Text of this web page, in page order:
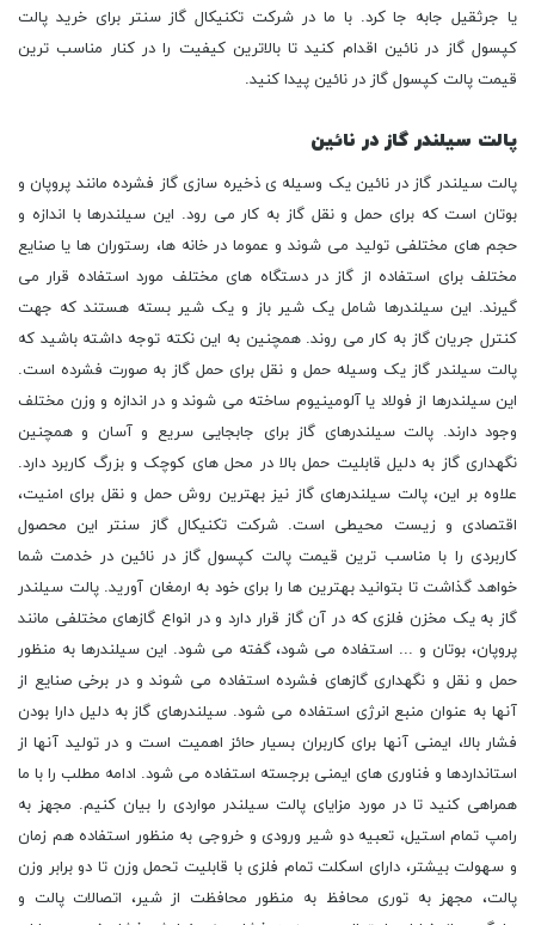
یا جرثقیل جابه جا کرد. با ما در شرکت تکنیکال گاز سنتر برای خرید پالت
کپسول گاز در نائین اقدام کنید تا بالاترین کیفیت را در کنار مناسب ترین
قیمت پالت کپسول گاز در نائین پیدا کنید.
پالت سیلندر گاز در نائین
پالت سیلندر گاز در نائین یک وسیله ی ذخیره سازی گاز فشرده مانند پروپان و
بوتان است که برای حمل و نقل گاز به کار می رود. این سیلندرها با اندازه و
حجم های مختلفی تولید می شوند و عموما در خانه ها، رستوران ها یا صنایع
مختلف برای استفاده از گاز در دستگاه های مختلف مورد استفاده قرار می
گیرند. این سیلندرها شامل یک شیر باز و یک شیر بسته هستند که جهت
کنترل جریان گاز به کار می روند. همچنین به این نکته توجه داشته باشید که
پالت سیلندر گاز یک وسیله حمل و نقل برای حمل گاز به صورت فشرده است.
این سیلندرها از فولاد یا آلومینیوم ساخته می شوند و در اندازه و وزن مختلف
وجود دارند. پالت سیلندرهای گاز برای جابجایی سریع و آسان و همچنین
نگهداری گاز به دلیل قابلیت حمل بالا در محل های کوچک و بزرگ کاربرد دارد.
علاوه بر این، پالت سیلندرهای گاز نیز بهترین روش حمل و نقل برای امنیت،
اقتصادی و زیست محیطی است. شرکت تکنیکال گاز سنتر این محصول
کاربردی را با مناسب ترین قیمت پالت کپسول گاز در نائین در خدمت شما
خواهد گذاشت تا بتوانید بهترین ها را برای خود به ارمغان آورید. پالت سیلندر
گاز به یک مخزن فلزی که در آن گاز قرار دارد و در انواع گازهای مختلفی مانند
پروپان، بوتان و ... استفاده می شود، گفته می شود. این سیلندرها به منظور
حمل و نقل و نگهداری گازهای فشرده استفاده می شوند و در برخی صنایع از
آنها به عنوان منبع انرژی استفاده می شود. سیلندرهای گاز به دلیل دارا بودن
فشار بالا، ایمنی آنها برای کاربران بسیار حائز اهمیت است و در تولید آنها از
استانداردها و فناوری های ایمنی برجسته استفاده می شود. ادامه مطلب را با ما
همراهی کنید تا در مورد مزایای پالت سیلندر مواردی را بیان کنیم. مجهز به
رامپ تمام استیل، تعبیه دو شیر ورودی و خروجی به منظور استفاده هم زمان
و سهولت بیشتر، دارای اسکلت تمام فلزی با قابلیت تحمل وزن تا دو برابر وزن
پالت، مجهز به توری محافظ به منظور محافظت از شیر، اتصالات پالت و